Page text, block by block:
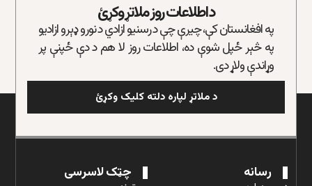
د اطلاعات روز ملاتړ وکړئ
په افغانستان کې، چیرې چې د رسنیو ازادي د نورو ډېرو ازادیو
په څېر ځپل شوې ده، اطلاعات روز لا هم د دې ځپنې پر
وړاندې ولاړ دی.
د ملاتړ لپاره دلته کلیک وکړئ
رسانه چټک لاسرسی